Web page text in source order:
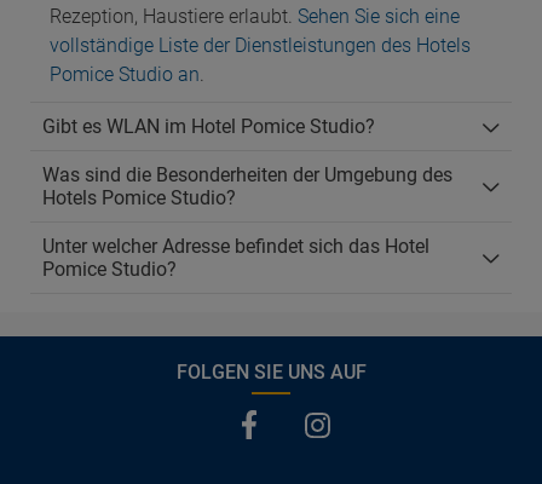
Rezeption, Haustiere erlaubt. Sehen Sie sich eine
vollständige Liste der Dienstleistungen des Hotels
Pomice Studio an.
Gibt es WLAN im Hotel Pomice Studio?
Was sind die Besonderheiten der Umgebung des
Hotels Pomice Studio?
Unter welcher Adresse befindet sich das Hotel
Pomice Studio?
FOLGEN SIE UNS AUF